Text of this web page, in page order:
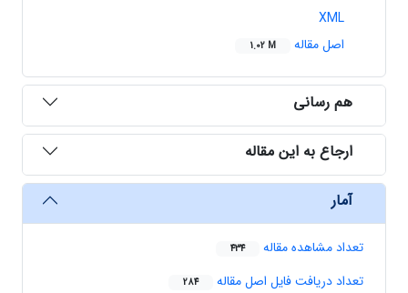
XML
اصل مقاله
1.02 M
هم رسانی
ارجاع به این مقاله
آمار
تعداد مشاهده مقاله 434
تعداد دریافت فایل اصل مقاله 284